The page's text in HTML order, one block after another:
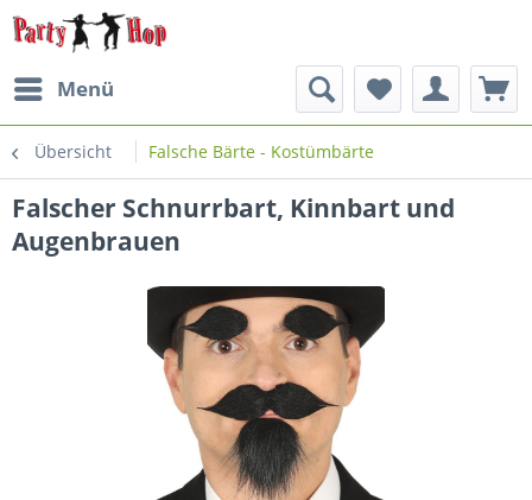
Menü
Übersicht Falsche Bärte - Kostümbärte
Falscher Schnurrbart, Kinnbart und
Augenbrauen